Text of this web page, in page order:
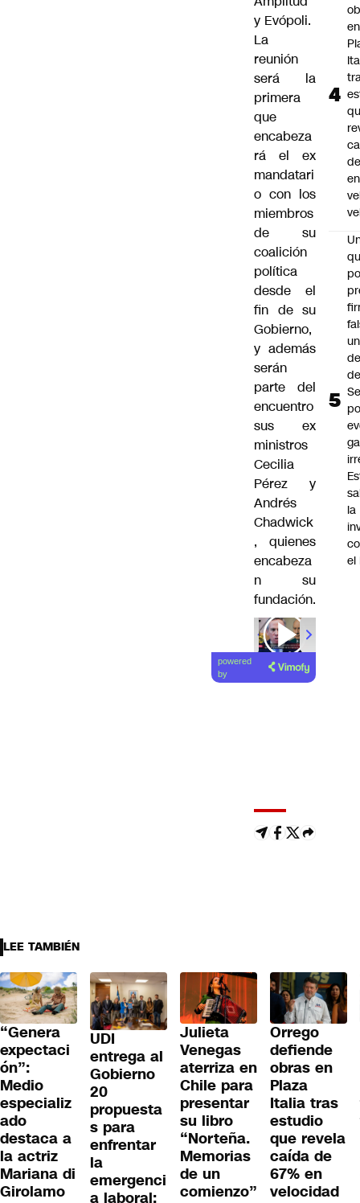
y Evópoli.
La
reunión
será la
primera
que
encabeza
rá el ex
mandatari
o con los
miembros
de su
coalición
política
desde el
fin de su
Gobierno,
y además
serán
parte del
encuentro
sus ex
ministros
Cecilia
Pérez y
Andrés
Chadwick
, quienes
encabeza
n su
fundación.
powered
by
en
en
la
el
LEE TAMBIÉN
“Genera
expectaci
ón”:
Medio
especializ
ado
destaca a
la actriz
Mariana di
Girolamo
UDI
entrega al
Gobierno
20
propuesta
s para
enfrentar
la
emergenci
a laboral:
Julieta
Venegas
aterriza en
Chile para
presentar
su libro
“Norteña.
Memorias
de un
comienzo”
Orrego
defiende
obras en
Plaza
Italia tras
estudio
que revela
caída de
67% en
velocidad